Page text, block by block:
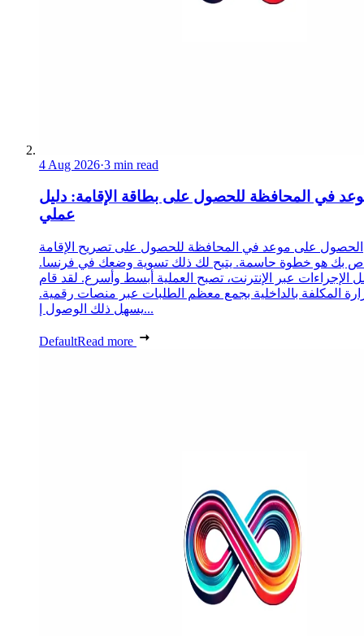
4 Aug 2026·3 min read
في المحافظة للحصول على بطاقة الإقامة: دليل
عملي
الحصول على موعد في المحافظة للحصول على تصريح الإقامة
بك هو خطوة حاسمة. يتيح لك ذلك تسوية وضعك في فرنسا.
الإجراءات عبر الإنترنت، تصبح العملية أبسط وأسرع. لقد قام
المكلفة بالداخلية بجمع معظم الطلبات عبر منصات رقمية.
يسهل ذلك الوصول إ...
DefaultRead more